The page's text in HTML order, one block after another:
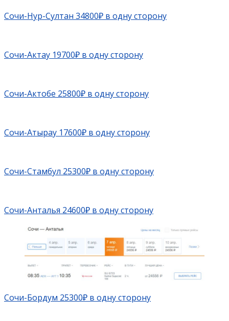
Сочи-Нур-Султан 34800₽ в одну сторону
Сочи-Актау 19700₽ в одну сторону
Сочи-Актобе 25800₽ в одну сторону
Сочи-Атырау 17600₽ в одну сторону
Сочи-Стамбул 25300₽ в одну сторону
Сочи-Анталья 24600₽ в одну сторону
Сочи-Бордум 25300₽ в одну сторону